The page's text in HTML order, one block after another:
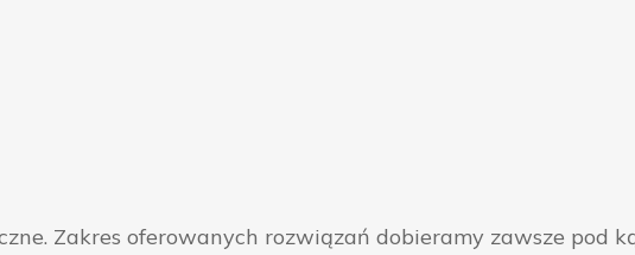
Zakres oferowanych rozwiązań dobieramy zawsze pod